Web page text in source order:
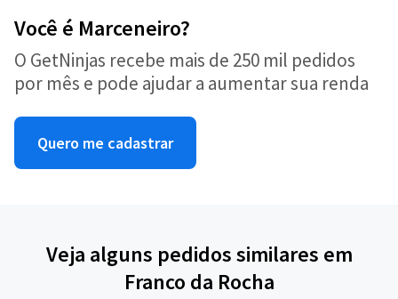
Você é Marceneiro?
O GetNinjas recebe mais de 250 mil pedidos
por mês e pode ajudar a aumentar sua renda
Quero me cadastrar
Veja alguns pedidos similares em
Franco da Rocha